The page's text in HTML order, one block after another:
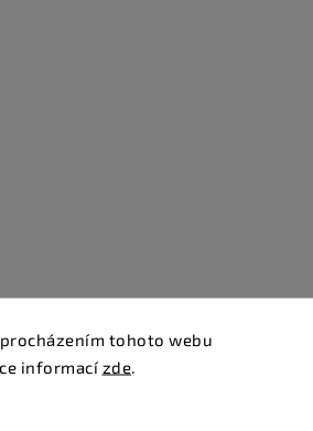
tohoto webu
informací zde